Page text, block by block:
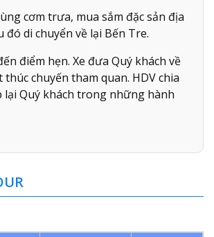
cơm trưa, mua sắm đặc sản địa
đó di chuyển về lại Bến Tre.
điểm hẹn. Xe đưa Quý khách về
thúc chuyến tham quan. HDV chia
lại Quý khách trong những hành